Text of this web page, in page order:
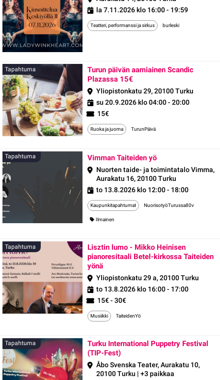
la 7.11.2026 klo 16:00 - 19:59
Teatteri, performanssi ja sirkus burleski
Tapahtuma
Turun päivän aamiainen Scandic
Plazassa 15€
Yliopistonkatu 29, 20100 Turku
su 20.9.2026 klo 04:00 - 20:00
15€
Ruoka ja juoma TurunPäivä
Tapahtuma Vimman Taiteiden yöTapahtuma
Nuorten taide- ja toimintatalo Vimma,
Aurakatu 16, 20100 Turku
to 13.8.2026 klo 12:00 - 18:00
Kaupunkitapahtumat NuorisotyöTurussa80v
Ilmainen
Tapahtuma
Lisztin lumo - Mikko Heinisen
pianoresitaali Betel-kirkossa Taiteiden
yönä
Yliopistonkatu 29 a, 20100 Turku
to 13.8.2026 klo 16:00 - 17:00
15€ - 30€
Musiikki TaiteidenYö
Tapahtuma
Turku International Puppetry Festival
(TIP-Fest)
Åbo Svenska Teater, Aurakatu 10,
20100 Turku | +3 paikkaa